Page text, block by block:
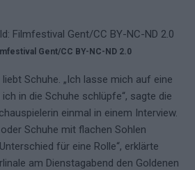
Gent/CC BY-NC-ND 2.0
Schuhe. „Ich lasse mich auf eine
ich in die Schuhe schlüpfe“, sagte die
einmal in einem Interview.
Schuhe mit flachen Sohlen
für eine Rolle“, erklärte
am Dienstagabend den Goldenen